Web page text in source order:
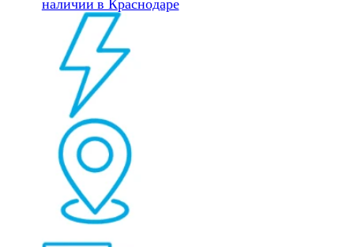
наличии в Краснодаре